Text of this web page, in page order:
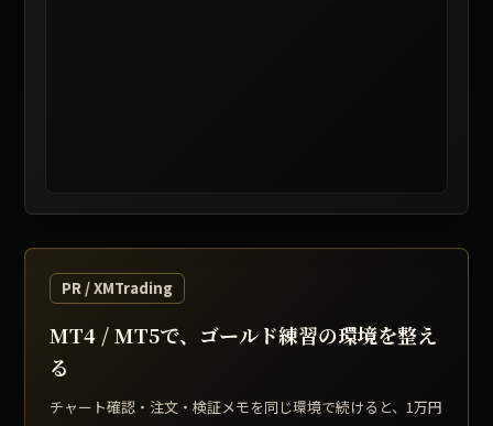
レート提供: TradingView / 表示は遅延する場合があります
PR / XMTrading
MT4 / MT5で、ゴールド練習の環境を整え
る
チャート確認・注文・検証メモを同じ環境で続けると、1万円